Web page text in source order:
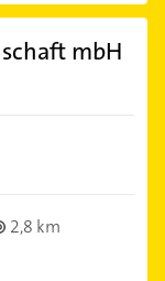
mbH
2,8 km